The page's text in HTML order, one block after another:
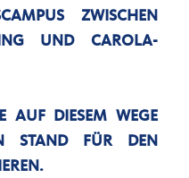
ZWISCHEN
UND CAROLA-
AUF DIESEM WEGE
STAND FÜR DEN